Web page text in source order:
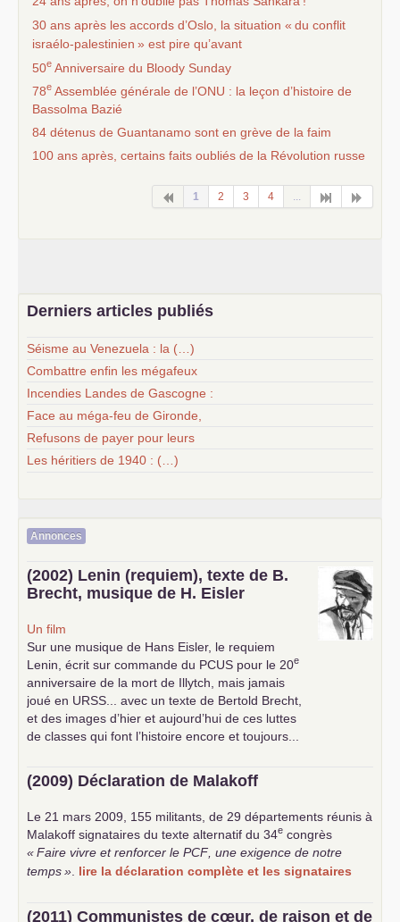
30 ans après les accords d’Oslo, la situation « du conflit
israélo-palestinien » est pire qu’avant
50e Anniversaire du Bloody Sunday
78e Assemblée générale de l’ONU : la leçon d’histoire de
Bassolma Bazié
84 détenus de Guantanamo sont en grève de la faim
100 ans après, certains faits oubliés de la Révolution russe
1 2 3 4
Derniers articles publiés
Séisme au Venezuela : la (…)
Combattre enfin les mégafeux
Incendies Landes de Gascogne :
Face au méga-feu de Gironde,
Refusons de payer pour leurs
Les héritiers de 1940 : (…)
Annonces
(2002) Lenin (requiem), texte de B.
Brecht, musique de H. Eisler
Un film
Sur une musique de Hans Eisler, le requiem
Lenin, écrit sur commande du PCUS pour le 20e
anniversaire de la mort de Illytch, mais jamais
joué en URSS ... avec un texte de Bertold Brecht,
et des images d’hier et aujourd’hui de ces luttes
de classes qui font l’histoire encore et toujours...
(2009) Déclaration de Malakoff
Le 21 mars 2009, 155 militants, de 29 départements réunis à
Malakoff signataires du texte alternatif du 34e congrès
«Faire vivre et renforcer le PCF , une exigence de notre
temps» lire la déclaration complète et les signataires
(2011) Communistes de cœur, de raison et de